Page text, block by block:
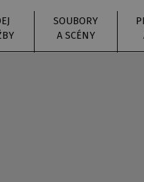
SOUBORY
A SCÉNY